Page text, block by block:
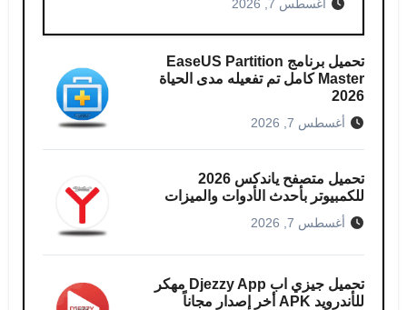
أغسطس 7, 2026
تحميل برنامج EaseUS Partition
Master كامل​ تم تفعيله مدى الحياة
2026
أغسطس 7, 2026
تحميل متصفح ياندكس 2026
للكمبيوتر بأحدث الأدوات والميزات
أغسطس 7, 2026
تحميل جيزي اب Djezzy App مهكر
للأندرويد APK أخر إصدار مجاناً